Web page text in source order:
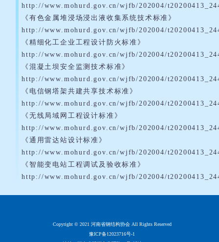
http://www.mohurd.gov.cn/wjfb/202004/
《有色金属堆浸场浸出液收集系统技术标准》
http://www.mohurd.gov.cn/wjfb/202004/
《精细化工企业工程设计防火标准》
http://www.mohurd.gov.cn/wjfb/202004/
《混凝土坝安全监测技术标准》
http://www.mohurd.gov.cn/wjfb/202004/
《电信钢塔架共建共享技术标准》
http://www.mohurd.gov.cn/wjfb/202004/
《无线局域网工程设计标准》
http://www.mohurd.gov.cn/wjfb/202004/
《通用雷达站设计标准》
http://www.mohurd.gov.cn/wjfb/202004/
《智能变电站工程调试及验收标准》
http://www.mohurd.gov.cn/wjfb/202004/
Copyright © 2021 河南省钢结构协会 All Rights Reserved
豫ICP备12023716号-1